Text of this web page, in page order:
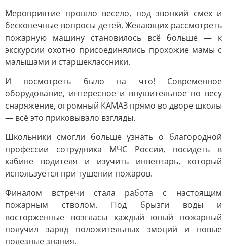
Мероприятие прошло весело, под звонкий смех и
бесконечные вопросы детей. Желающих рассмотреть
пожарную машину становилось всё больше — к
экскурсии охотно присоединялись прохожие мамы с
малышами и старшеклассники.
И посмотреть было на что! Современное
оборудование, интересное и внушительное по весу
снаряжение, огромный КАМАЗ прямо во дворе школы
— всё это приковывало взгляды.
Школьники смогли больше узнать о благородной
профессии сотрудника МЧС России, посидеть в
кабине водителя и изучить инвентарь, который
используется при тушении пожаров.
Финалом встречи стала работа с настоящим
пожарным стволом. Под брызги воды и
восторженные возгласы каждый юный пожарный
получил заряд положительных эмоций и новые
полезные знания.